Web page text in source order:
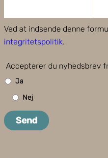
Ved at indsende denne
integritetspolitik.
Accepterer du nyhedsbrev
Ja
Nej
Send